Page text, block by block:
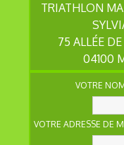
TRIATHLON
75 ALLÉE
04100
VOTRE
VOTRE ADRESSE DE